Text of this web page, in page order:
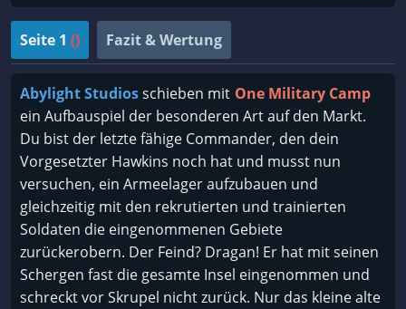
Seite 1 () Fazit & Wertung
Abylight Studiosschieben mit One Military Camp
ein Aufbauspiel der besonderen Art auf den Markt.
Du bist der letzte fähige Commander, den dein
Vorgesetzter Hawkins noch hat und musst nun
versuchen, ein Armeelager aufzubauen und
gleichzeitig mit den rekrutierten und trainierten
Soldaten die eingenommenen Gebiete
zurückerobern. Der Feind? Dragan! Er hat mit seinen
Schergen fast die gesamte Insel eingenommen und
schreckt vor Skrupel nicht zurück. Nur das kleine alte